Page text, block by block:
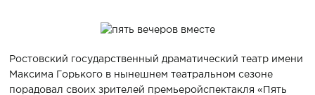
Ростовский государственный драматический театр имени
Максима Горького в нынешнем театральном сезоне
порадовал своих зрителей премьеройспектакля «Пять